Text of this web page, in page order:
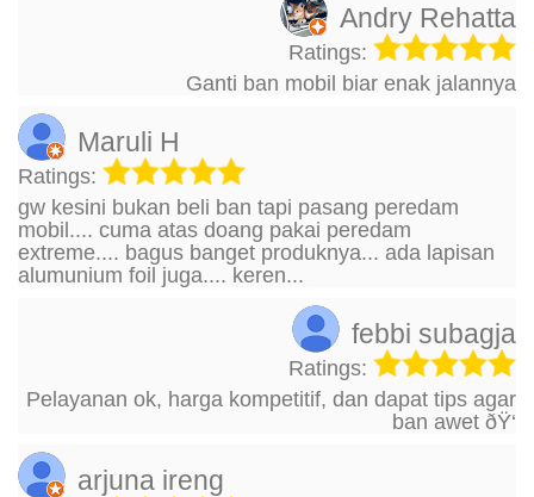
Andry Rehatta
Ratings:
Ganti ban mobil biar enak jalannya
Maruli H
Ratings:
gw kesini bukan beli ban tapi pasang peredam
mobil.... cuma atas doang pakai peredam
extreme.... bagus banget produknya... ada lapisan
alumunium foil juga.... keren...
febbi subagja
Ratings:
Pelayanan ok, harga kompetitif, dan dapat tips agar
ban awet ðŸ‘
arjuna ireng